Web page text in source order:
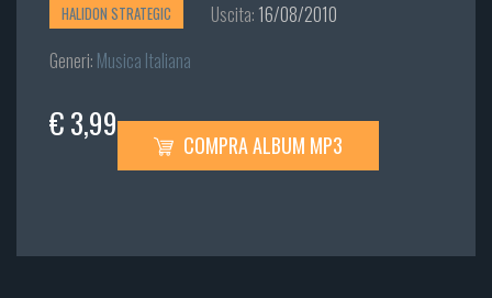
HALIDON STRATEGIC Uscita: 16/08/2010
Generi: Musica Italiana
€ 3,99
COMPRA ALBUM MP3